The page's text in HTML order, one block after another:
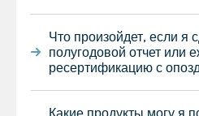
Что произойдет, если я
полугодовой отчет или
ресертификацию с
Какие продукты могу я